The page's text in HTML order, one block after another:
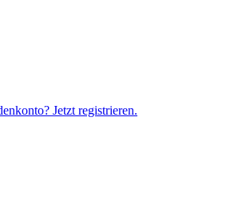
Jetzt registrieren.